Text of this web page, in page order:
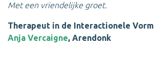
Met een vriendelijke groet.
Therapeut in de Interactionele
Anja Vercaigne, Arendonk